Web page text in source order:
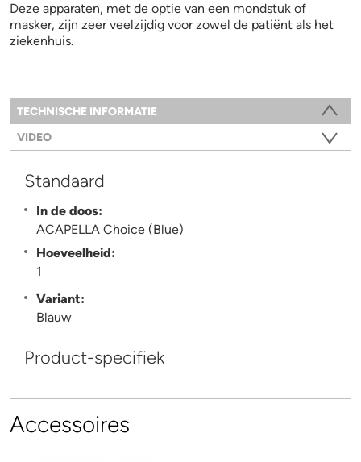
Deze apparaten, met de optie van een mondstuk of
masker, zijn zeer veelzijdig voor zowel de patiënt als het
ziekenhuis.
Information
TECHNISCHE INFORMATIE
VIDEO
Standaard
In de doos:
ACAPELLA Choice (Blue)
Hoeveelheid:
1
Variant:
Blauw
Product-specifiek
Accessoires